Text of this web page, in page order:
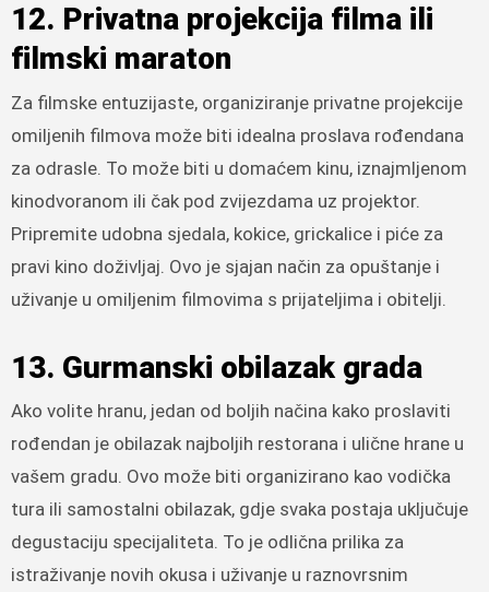
12. Privatna projekcija filma ili
filmski maraton
Za filmske entuzijaste, organiziranje privatne projekcije
omiljenih filmova može biti idealna proslava rođendana
za odrasle. To može biti u domaćem kinu, iznajmljenom
kinodvoranom ili čak pod zvijezdama uz projektor.
Pripremite udobna sjedala, kokice, grickalice i piće za
pravi kino doživljaj. Ovo je sjajan način za opuštanje i
uživanje u omiljenim filmovima s prijateljima i obitelji.
13. Gurmanski obilazak grada
Ako volite hranu, jedan od boljih načina kako proslaviti
rođendan je obilazak najboljih restorana i ulične hrane u
vašem gradu. Ovo može biti organizirano kao vodička
tura ili samostalni obilazak, gdje svaka postaja uključuje
degustaciju specijaliteta. To je odlična prilika za
istraživanje novih okusa i uživanje u raznovrsnim